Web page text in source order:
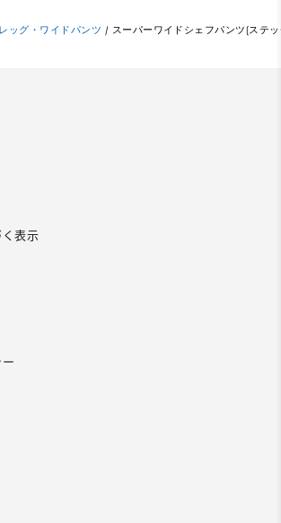
ッグ・ワイドパンツ / スーパーワイドシェフパンツ(ステ
表示